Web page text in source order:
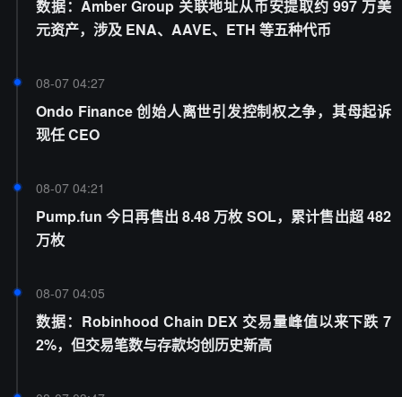
数据：Amber Group 关联地址从币安提取约 997 万美
元资产，涉及 ENA、AAVE、ETH 等五种代币
08-07 04:27
Ondo Finance 创始人离世引发控制权之争，其母起诉
现任 CEO
08-07 04:21
Pump.fun 今日再售出 8.48 万枚 SOL，累计售出超 482
万枚
08-07 04:05
数据：Robinhood Chain DEX 交易量峰值以来下跌 7
2%，但交易笔数与存款均创历史新高